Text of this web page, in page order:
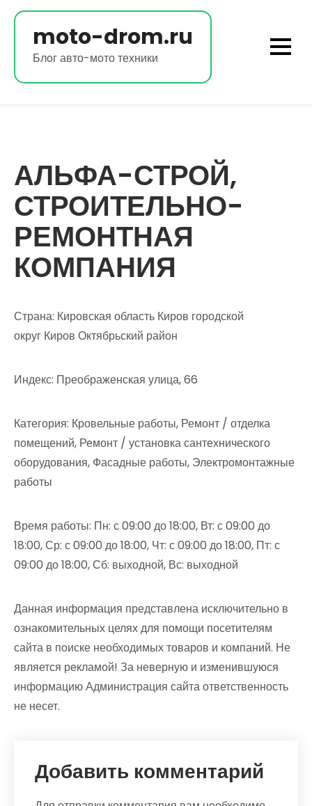
Перейти
содержимомуmoto-drom.ru
Блог авто-мото техники
АЛЬФА-СТРОЙ,
СТРОИТЕЛЬНО-
РЕМОНТНАЯ
КОМПАНИЯ
Страна: Кировская область Киров городской
округ Киров Октябрьский район
Индекс: Преображенская улица, 66
Категория: Кровельные работы, Ремонт / отделка
помещений, Ремонт / установка сантехнического
оборудования, Фасадные работы, Электромонтажные
работы
Время работы: Пн: с 09:00 до 18:00, Вт: с 09:00 до
18:00, Ср: с 09:00 до 18:00, Чт: с 09:00 до 18:00, Пт: с
09:00 до 18:00, Сб: выходной, Вс: выходной
Данная информация представлена исключительно в
ознакомительных целях для помощи посетителям
сайта в поиске необходимых товаров и компаний. Не
является рекламой! За неверную и изменившуюся
информацию Администрация сайта ответственность
не несет.
Добавить комментарий